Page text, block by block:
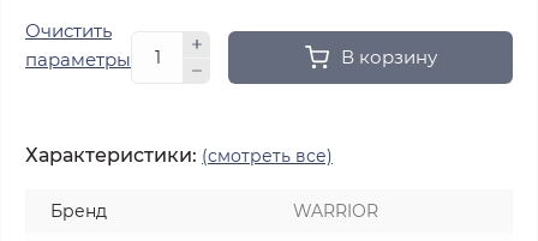
Очистить
параметры
В корзину
Характеристики: (смотреть все)
Бренд
WARRIOR